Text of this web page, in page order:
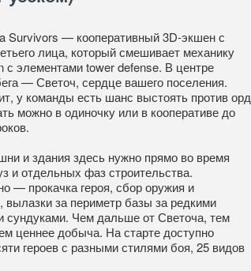
Survivors — кооперативный 3D-экшен с
лица, который смешивает механику
с элементами tower defense. В центре
— Светоч, сердце вашего поселения.
у команды есть шанс выстоять против орд
можно в одиночку или в кооперативе до
и здания здесь нужно прямо во время
и отдельных фаз строительства.
— прокачка героя, сбор оружия и
вылазки за периметр базы за редкими
сундуками. Чем дальше от Светоча, тем
ценнее добыча. На старте доступно
героев с разными стилями боя, 25 видов